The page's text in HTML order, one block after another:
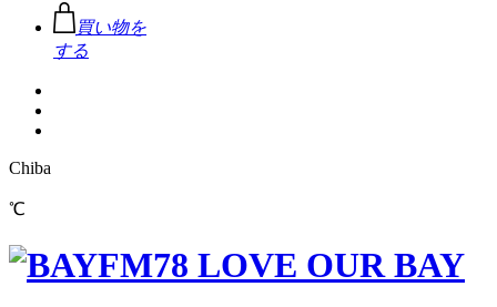
買い物を
する
Chiba
℃